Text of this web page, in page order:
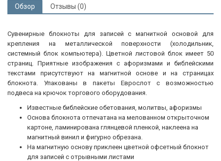
Обзор Отзывы (0)
Сувенирные блокноты для записей с магнитной основой для
крепления на металлической поверхности (холодильник,
системный блок компьютера). Цветной листовой блок имеет 50
страниц. Приятные изображения с афоризмами и библейскими
текстами присутствуют на магнитной основе и на страницах
блокнота. Упакованы в пакеты Еврослот с возможностью
подвеса на крючок торгового оборудования.
Известные библейские обетования, молитвы, афоризмы
Основа блокнота отпечатана на мелованном открыточном
картоне, ламинирована глянцевой пленкой, наклеена на
магнитный винил и фигурно обрезана.
На магнитную основу приклеен цветной офсетный блокнот
для записей с отрывными листами